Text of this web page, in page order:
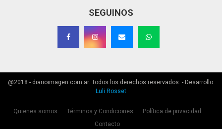
SEGUINOS
@2018 - diarioimagen.com.ar. Todos los derechos reservados. - Desarrollo:
Luli Rosset
Quienes somos Términos y Condiciones
Política de privacidad
Contacto